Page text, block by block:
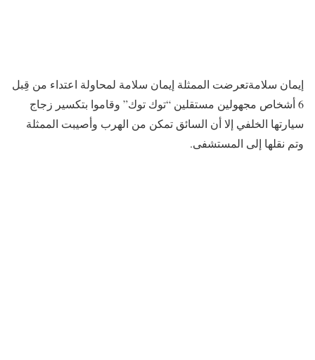
إيمان سلامة​تعرضت الممثلة إيمان سلامة لمحاولة اعتداء من قِبل
6 أشخاص مجهولين مستقلين “توك توك” وقاموا بتكسير زجاج
سيارتها الخلفي إلا أن السائق تمكن من الهرب وأصيبت الممثلة
وتم نقلها إلى المستشفى.